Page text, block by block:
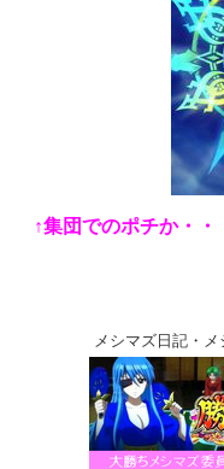
↑集団でのポチか・
メシマズ日記・